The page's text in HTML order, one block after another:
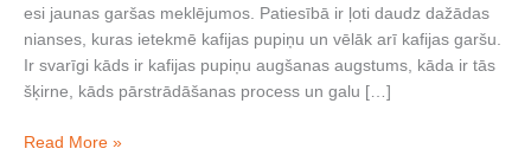
esi jaunas garšas meklējumos. Patiesībā ir ļoti daudz dažādas
nianses, kuras ietekmē kafijas pupiņu un vēlāk arī kafijas garšu.
Ir svarīgi kāds ir kafijas pupiņu augšanas augstums, kāda ir tās
šķirne, kāds pārstrādāšanas process un galu […]
Read More »